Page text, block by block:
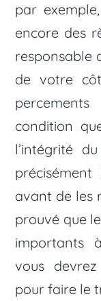
par
encore des
responsable
de votre
condition
l’intégrité
avant de les
prouvé que
importants
vous
pour faire le